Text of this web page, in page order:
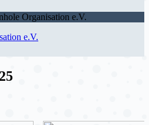
Organisation e.V.